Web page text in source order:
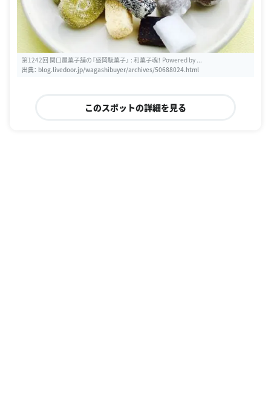
第1242回 関口屋菓子舗の『盛岡駄菓子』 : 和菓子魂！ Powered by ...
出典： blog.livedoor.jp/wagashibuyer/archives/50688024.html
このスポットの詳細を見る